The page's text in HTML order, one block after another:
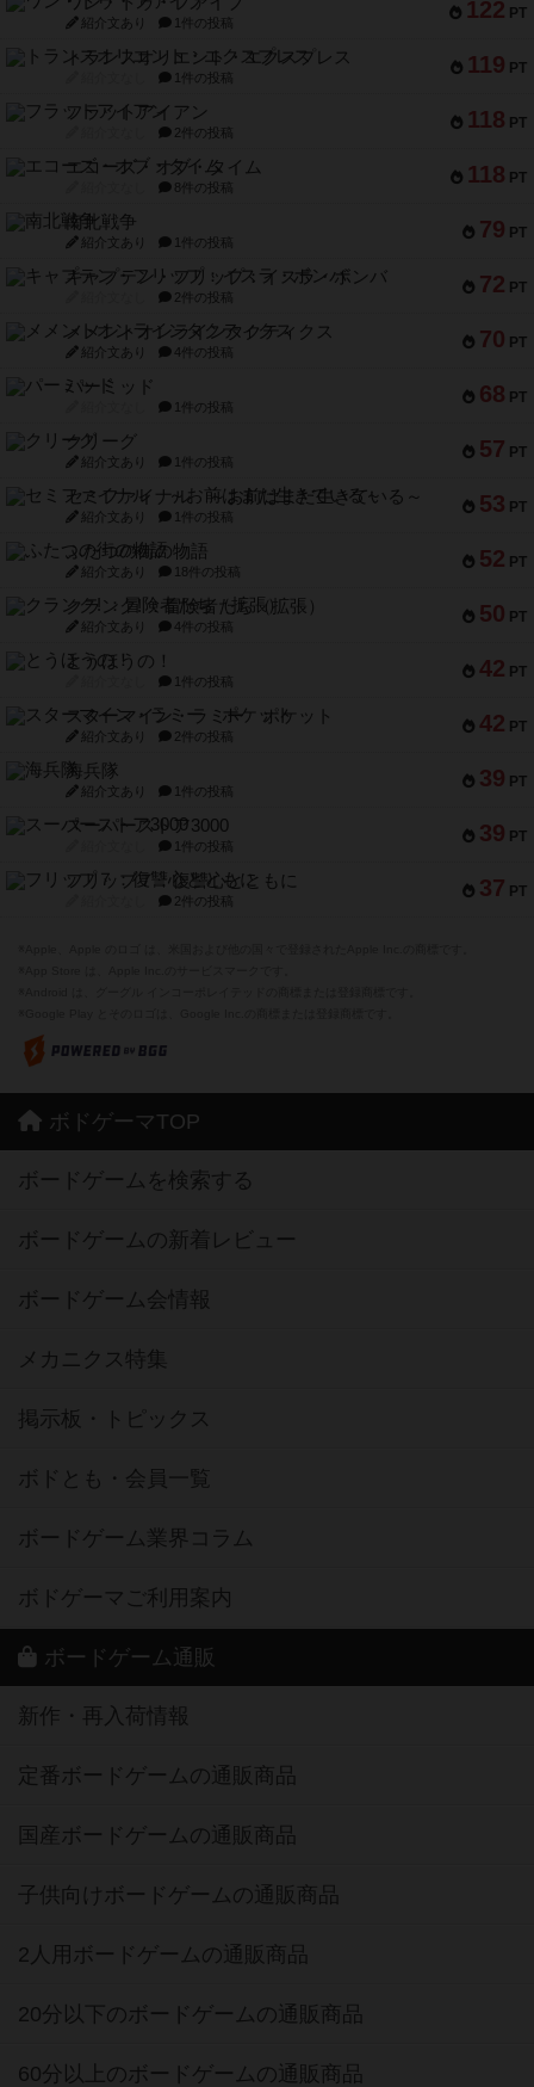
122 PT
紹介文あり 1件の投稿
119 PT
トランスオリエント・エクスプレス
1件の投稿
118 PT
フラットアイアン
2件の投稿
118 PT
エコーズ・オブ・タイム
8件の投稿
79 PT
南北戦争
紹介文あり 1件の投稿
72 PT
キャプテン・フリップ：イスラ・ボンバ
2件の投稿
70 PT
メメントオンラインタクティクス
紹介文あり 4件の投稿
68 PT
パーミッド
1件の投稿
57 PT
クリーグ
紹介文あり 1件の投稿
53 PT
セミファイナル ～お前はまだ生きている～
紹介文あり 1件の投稿
52 PT
ふたつの街の物語
紹介文あり 18件の投稿
50 PT
クランク! ：冒険者たち（拡張）
紹介文あり 4件の投稿
42 PT
とうほうの！
1件の投稿
42 PT
スターマイン・ラミー ポケット
紹介文あり 2件の投稿
39 PT
海兵隊
紹介文あり 1件の投稿
39 PT
スーパーストア3000
1件の投稿
37 PT
フリップ７：復讐心とともに
2件の投稿
ボドゲーマTOP
ボードゲームを検索する
ボードゲームの新着レビュー
ボードゲーム会情報
メカニクス特集
掲示板・トピックス
ボドとも・会員一覧
ボードゲーム業界コラム
ボドゲーマご利用案内
ボードゲーム通販
新作・再入荷情報
定番ボードゲームの通販商品
国産ボードゲームの通販商品
子供向けボードゲームの通販商品
2人用ボードゲームの通販商品
20分以下のボードゲームの通販商品
60分以上のボードゲームの通販商品